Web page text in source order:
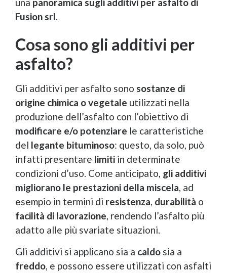
Fusion srl.
Cosa sono gli additivi per
asfalto?
Gli additivi per asfalto sono sostanze di
origine chimica o vegetale utilizzati nella
produzione dell’asfalto con l’obiettivo di
modificare e/o potenziare le caratteristiche
del legante bituminoso: questo, da solo, può
infatti presentare limiti in determinate
condizioni d’uso. Come anticipato, gli additivi
migliorano le prestazioni della miscela, ad
esempio in termini di resistenza, durabilità o
facilità di lavorazione, rendendo l’asfalto più
adatto alle più svariate situazioni.
Gli additivi si applicano sia a caldo sia a
freddo, e possono essere utilizzati con asfalti